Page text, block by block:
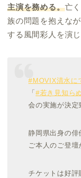
主演を務める。亡
族の問題を抱えな
する風間彩人を演じ
#MOVIX清水に
「 #若き見知ら
会の実施が決定
静岡県出身の俳
ご本人のご登壇
チケットは好評